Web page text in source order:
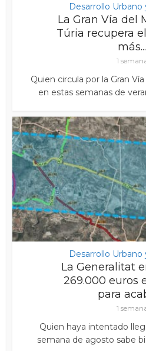
Desarrollo Urbano
La Gran Vía del
Túria recupera
más...
1
Quien circula por la Gran
en estas semanas de
Desarrollo Urbano
La Generalitat
269.000 euros
para
1
Quien haya intentado
semana de agosto sabe